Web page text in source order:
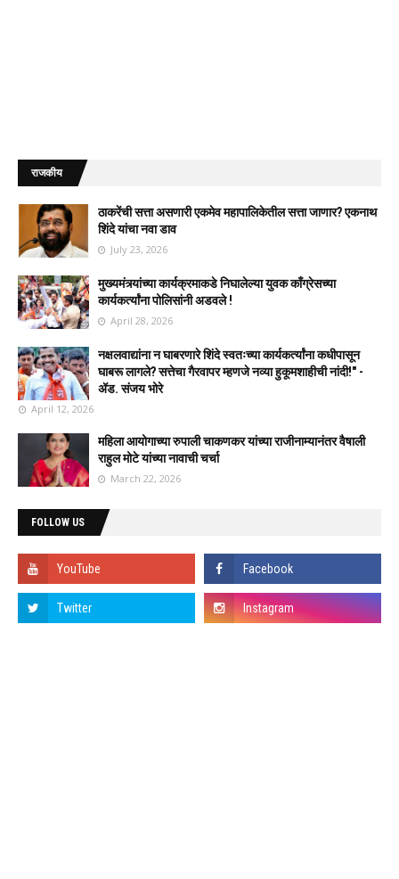
राजकीय
ठाकरेंची सत्ता असणारी एकमेव महापालिकेतील सत्ता जाणार? एकनाथ
शिंदे यांचा नवा डाव
July 23, 2026
मुख्यमंत्र्यांच्या कार्यक्रमाकडे निघालेल्या युवक काँग्रेसच्या
कार्यकर्त्यांना पोलिसांनी अडवले !
April 28, 2026
नक्षलवाद्यांना न घाबरणारे शिंदे स्वतःच्या कार्यकर्त्यांना कधीपासून
घाबरू लागले? सत्तेचा गैरवापर म्हणजे नव्या हुकूमशाहीची नांदी!" -
ॲड. संजय भोरे
April 12, 2026
महिला आयोगाच्या रुपाली चाकणकर यांच्या राजीनाम्यानंतर वैषाली
राहुल मोटे यांच्या नावाची चर्चा
March 22, 2026
FOLLOW US